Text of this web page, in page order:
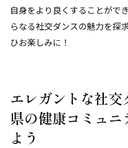
自身をより良くすることがで
らなる社交ダンスの魅力を探
ひお楽しみに！
エレガントな社
県の健康コミュニ
よう